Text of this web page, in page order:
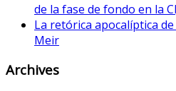
de la fase de fondo en la
La retórica apocalíptica
Meir
Archives